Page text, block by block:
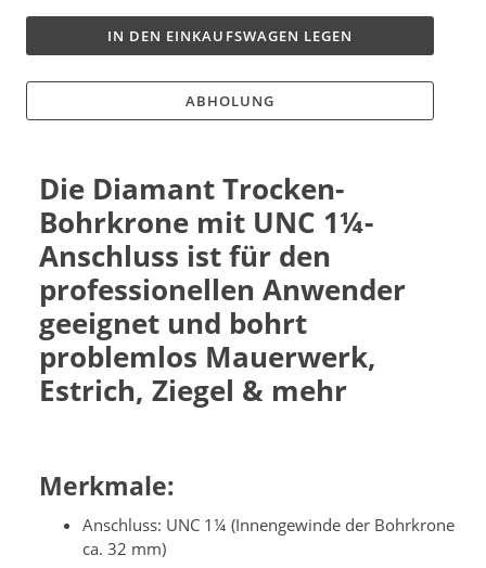
IN DEN EINKAUFSWAGEN LEGEN
ABHOLUNG
Die Diamant Trocken-
Bohrkrone mit UNC 1¼-
Anschluss ist für den
professionellen Anwender
geeignet und bohrt
problemlos Mauerwerk,
Estrich, Ziegel & mehr
Merkmale:
Anschluss: UNC 1¼ (Innengewinde der Bohrkrone
ca. 32 mm)